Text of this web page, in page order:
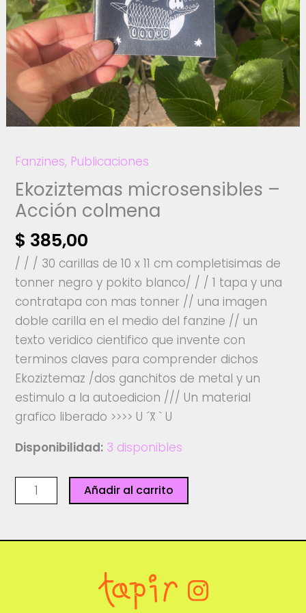
Fanzines, Publicaciones
Ekoziztemas microsensibles –
Acción colmena
$ 385,00
/ / / 30 carillas de 10 x 11 cm completisimas de
tonner negro y pokito blanco/ / / 1 tapa y una
contratapa con mas tonner // una imagen
doble carilla en el medio del fanzine // un
texto veridico cientifico que invente con
terminos claves para comprender dichos
Ekoziztemaz /dos ganchitos de metal y un
estimulo a la autoedicion /// Un material
grafico liberado >>>> U ´꓃ ` U
Disponibilidad: 3 disponibles
Ekoziztemas
microsensibles
Acción
Añadir al carrito